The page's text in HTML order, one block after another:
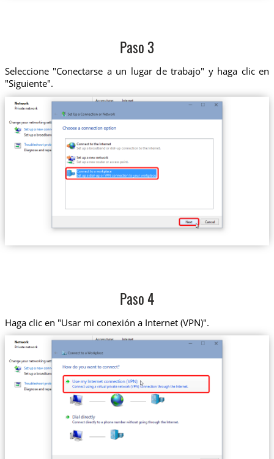
Paso 3
Seleccione "Conectarse a un lugar de trabajo" y haga clic en
"Siguiente".
Paso 4
Haga clic en "Usar mi conexión a Internet (VPN)".